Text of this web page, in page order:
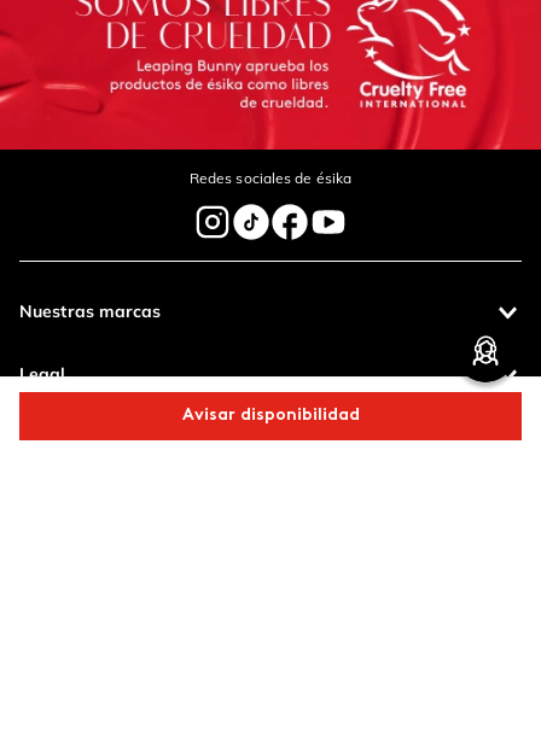
Avisar disponibilidad
Dirección de email
Redes sociales de ésika
Nuestras marcas
Legal
Contáctanos